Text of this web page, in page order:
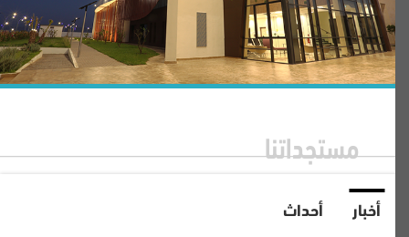
مستجداتنا
أخبار أحداث